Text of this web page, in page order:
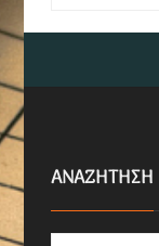
ΑΝΑΖΗΤΗΣΗ